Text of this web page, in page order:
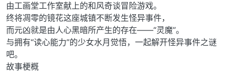
由工画堂工作室献上的和风奇谈冒险游戏。
终将凋零的镜花这座城镇不断发生怪异事件，
而元凶就是由人心黑暗所产生的存在——“灵魔”。
与拥有“读心能力”的少女水月觉悟，一起解开怪异事件之谜
吧。
故事梗概